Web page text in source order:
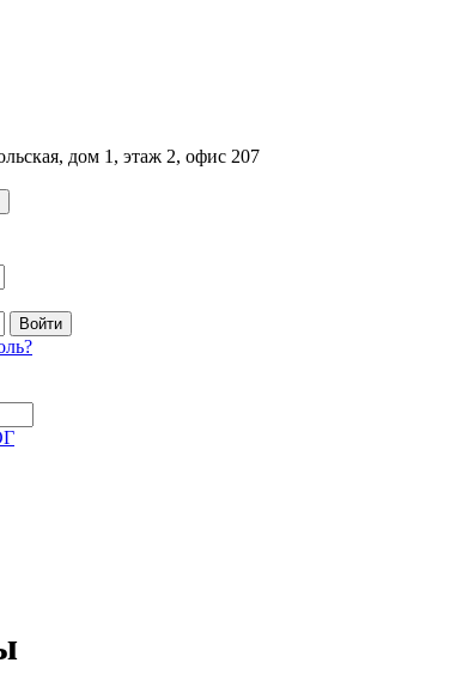
дом 1, этаж 2, офис 207